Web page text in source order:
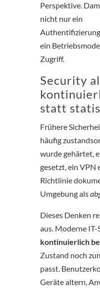
Perspektive.
nicht nur ein
ein
Zugriff.
Security
statt
Frühere
häufig
wurde gehärtet,
gesetzt, ein VPN
Richtlinie
Umgebung als
Dieses Denken
aus. Moderne
kontinuierlich
Zustand noch
passt.
Geräte altern,